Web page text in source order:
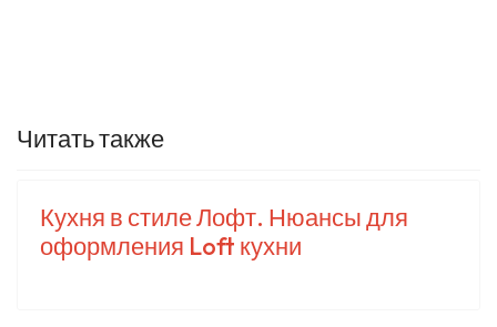
Читать также
Кухня в стиле Лофт. Нюансы для
оформления Loft кухни